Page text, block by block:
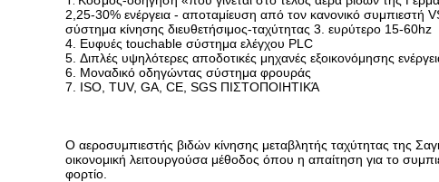
2,25-30% ενέργεια - αποταμίευση από τον κανονικό συμπιεστή
σύστημα κίνησης διευθετήσιμος-ταχύτητας 3. ευρύτερο 15-60hz
4. Ευφυές touchable σύστημα ελέγχου PLC
5. Διπλές υψηλότερες αποδοτικές μηχανές εξοικονόμησης
6. Μοναδικό οδηγώντας σύστημα φρουράς
7. ISO, TUV, GA, CE, SGS ΠΙΣΤΟΠΟΙΗΤΙΚΆ
Ο αεροσυμπιεστής βιδών κίνησης μεταβλητής ταχύτητας της
οικονομική λειτουργούσα μέθοδος όπου η απαίτηση για το
φορτίο.